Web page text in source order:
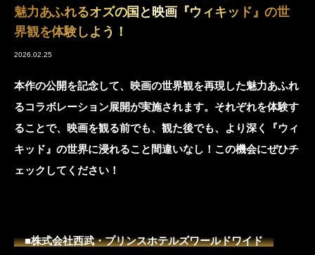
魅力あふれるオズの国と映画『ウィキッド』の世
界観を体験しよう！
2026.02.25
本作の公開を記念して、映画の世界観を再現した魅力あふれ
るコラボレーション展開が実施されます。それぞれを体験す
ることで、映画を観る前でも、観た後でも、より深く『ウィ
キッド』の世界に浸れること間違いなし！この機会にぜひチ
ェックしてください！
■株式会社西武・プリンスホテルズワールドワイド